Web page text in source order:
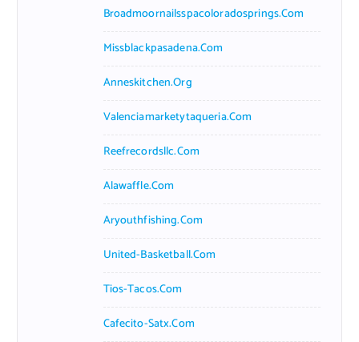
Broadmoornailsspacoloradosprings.com
Missblackpasadena.com
Anneskitchen.org
Valenciamarketytaqueria.com
Reefrecordsllc.com
Alawaffle.com
Aryouthfishing.com
United-Basketball.com
Tios-Tacos.com
Cafecito-Satx.com